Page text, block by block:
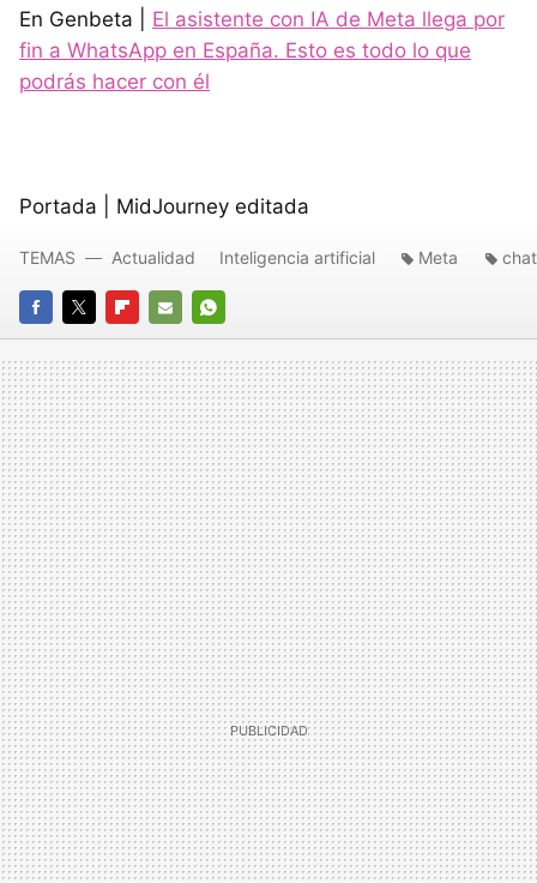
En Genbeta | El asistente con IA de Meta llega por
fin a WhatsApp en España. Esto es todo lo que
podrás hacer con él
Portada | MidJourney editada
FACEBOOK
TWITTERFLIPBOARD
E-
MAIL
WHATSAPP
TEMAS Actualidad Inteligencia artificial Meta